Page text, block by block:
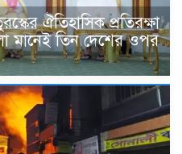
ঐতিহাসিক প্রতিরক্ষা
মানেই তিন দেশের ওপর